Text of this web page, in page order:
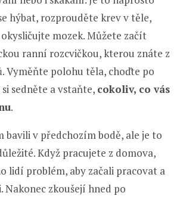
hýbat, rozprouděte krev v těle,
mozek. Můžete začít
ranní rozcvičkou, kterou znáte z
Vyměňte polohu těla, choďte po
sedněte a vstaňte, cokoliv, co vás
.
bavili v předchozím bodě, ale je to
Když pracujete z domova,
lidí problém, aby začali pracovat a
Nakonec zkoušejí hned po